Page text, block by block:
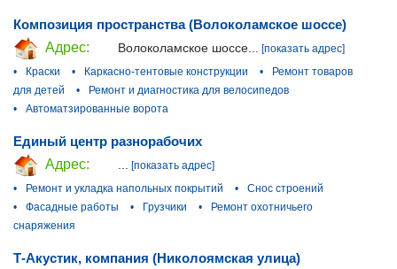
Композиция пространства (Волоколамское шоссе)
Адрес:
Волоколамское шоссе... [показать адрес]
•
Краски • Каркасно-тентовые конструкции •
Ремонт товаров
для детей
•
Ремонт и диагностика для велосипедов
•
Автоматзированные ворота
Единый центр разнорабочих
Адрес:
[показать адрес]
•
Ремонт и укладка напольных покрытий •
Снос строений
•
Фасадные работы • Грузчики •
Ремонт охотничьего
снаряжения
Т-Акустик, компания (Николоямская улица)